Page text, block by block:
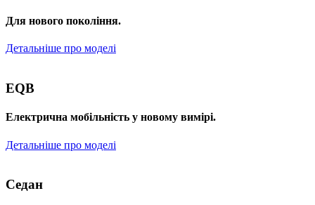
Для нового покоління.
Детальніше про моделі
EQB
Електрична мобільність у новому вимірі.
Детальніше про моделі
Седан